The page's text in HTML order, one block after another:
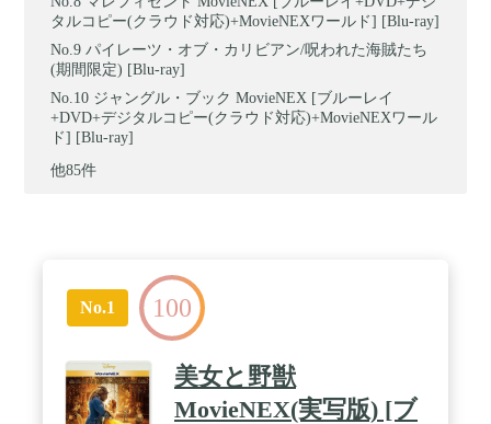
タルコピー(クラウド対応)+MovieNEXワールド] [Blu-ray]
パイレーツ・オブ・カリビアン/呪われた海賊たち
(期間限定) [Blu-ray]
ジャングル・ブック MovieNEX [ブルーレイ
+DVD+デジタルコピー(クラウド対応)+MovieNEXワール
ド] [Blu-ray]
他85件
No.1 100
美女と野獣
MovieNEX(実写版) [ブ